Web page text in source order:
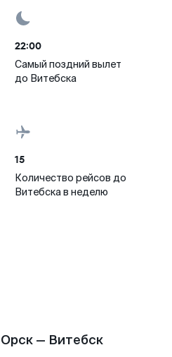
22:00
Самый поздний вылет
до Витебска
15
Количество рейсов до
Витебска в неделю
— Витебск